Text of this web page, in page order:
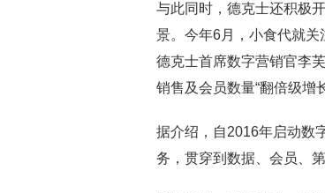
与此同时，德克士还积极
景。今年6月，小食代就关
德克士首席数字营销官李
销售及会员数量“翻倍级增长
据介绍，自2016年启动数
务，贯穿到数据、会员、